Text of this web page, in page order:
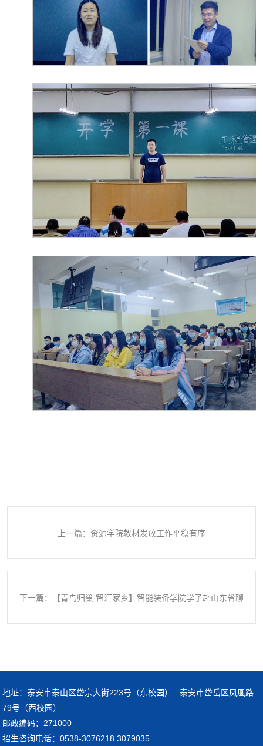
上一篇：资源学院教材发放工作平稳有序
下一篇：【青鸟归巢 智汇家乡】智能装备学院学子赴山东省聊
地址：泰安市泰山区岱宗大街223号（东校园） 泰安市岱岳区凤凰路
79号（西校园）
邮政编码：271000
招生咨询电话：0538-3076218 3079035